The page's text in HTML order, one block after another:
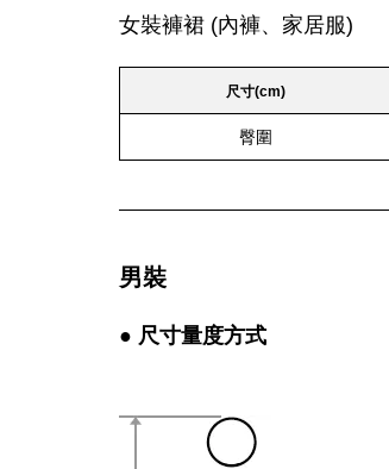
女裝褲裙 (內褲、家居服)
尺寸(cm)
臀圍
男裝
● 尺寸量度方式